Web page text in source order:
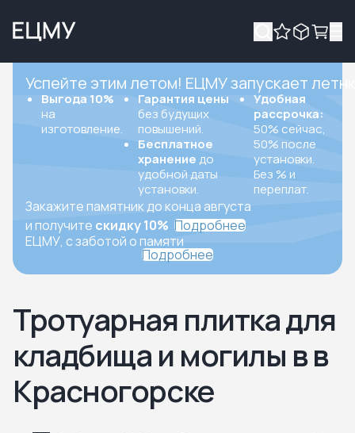
Успейте этим летом! ЕЦМУ запускает
Выгода 10%
на
изготовление.
Гарантия цены
без будущих
повышений.
Бесплатное
хранение до
удобной даты
установки.
Удобная
рассрочка:
50% сейчас,
50% после
установки.
Без % и
переплат.
Закажите памятник до конца августа
и получите скидку 10% Подробнее
ЕЦМУ, с заботой о памяти
Подробнее
Тротуарная плитка для
кладбища и могилы в в
Красногорске